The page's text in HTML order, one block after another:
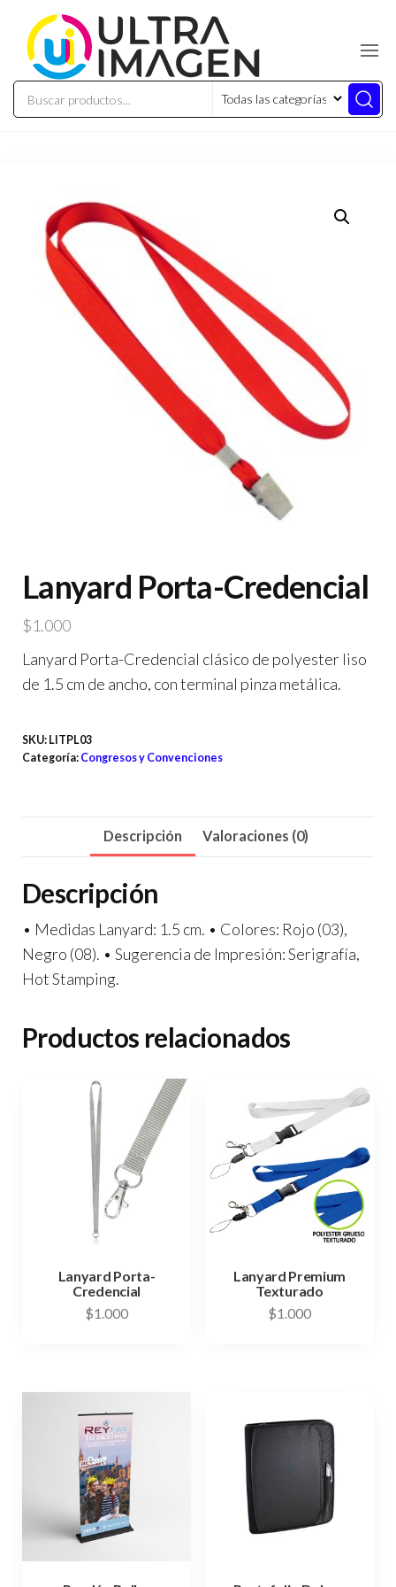
Lanyard Porta-Credencial
$1.000
Lanyard Porta-Credencial clásico de polyester liso
de 1.5 cm de ancho, con terminal pinza metálica.
SKU: LITPL03
Categoría: Congresos y Convenciones
Descripción Valoraciones (0)
Descripción
• Medidas Lanyard: 1.5 cm. • Colores: Rojo (03),
Negro (08). • Sugerencia de Impresión: Serigrafía,
Hot Stamping.
Productos relacionados
Lanyard Porta-
Credencial
$1.000
Lanyard Premium
Texturado
$1.000